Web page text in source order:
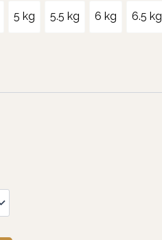
5 kg 5.5 kg 6 kg 6.5 kg